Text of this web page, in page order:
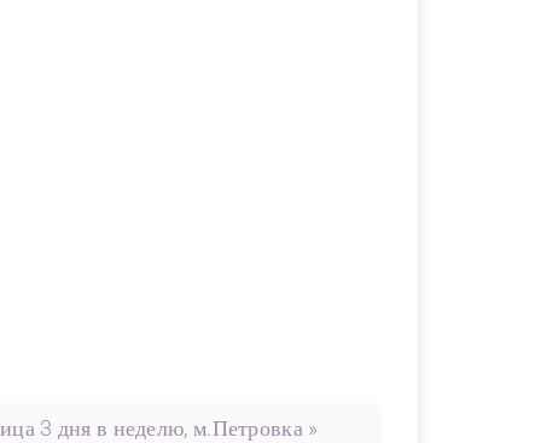
3 дня в неделю, м.Петровка »